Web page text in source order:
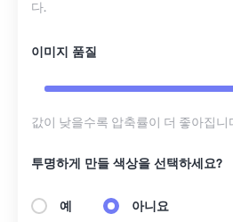
다.
이미지 품질
값이 낮을수록 압축률이 더 좋아집
투명하게 만들 색상을 선택하세요?
예 아니요